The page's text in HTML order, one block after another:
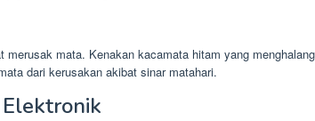
merusak mata. Kenakan kacamata hitam yang
dari kerusakan akibat sinar matahari.